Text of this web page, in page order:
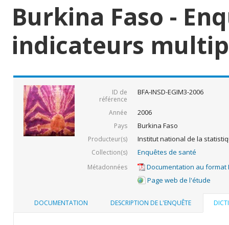
Burkina Faso -
indicateurs
ID de
référence
BFA-INSD-EGIM3-2006
Année 2006
Pays Burkina Faso
Producteur(s) Institut national de la
Collection(s) Enquêtes de santé
Métadonnées
Documentation au format
Page web de l'étude
DOCUMENTATION DESCRIPTION DE L'ENQUÊTE